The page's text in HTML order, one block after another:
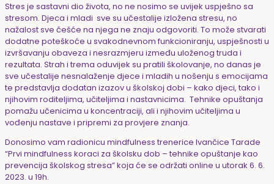
Stres je sastavni dio života, no ne nosimo se uvijek uspješno sa
stresom. Djeca i mladi sve su učestalije izložena stresu, no
nažalost sve češće na njega ne znaju odgovoriti. To može stvarati
dodatne poteškoće u svakodnevnom funkcioniranju, uspješnosti u
izvršavanju obaveza i nesrazmjeru između uloženog truda i
rezultata. Strah i trema oduvijek su pratili školovanje, no danas je
sve učestalije nesnalaženje djece i mladih u nošenju s emocijama
te predstavlja dodatan izazov u školskoj dobi – kako djeci, tako i
njihovim roditeljima, učiteljima i nastavnicima. Tehnike opuštanja
pomažu učenicima u koncentraciji, ali i njihovim učiteljima u
vođenju nastave i pripremi za provjere znanja.
Donosimo vam radionicu mindfulness trenerice Ivančice Tarade
“Prvi mindfulness koraci za školsku dob – tehnike opuštanje kao
prevencija školskog stresa” koja će se održati online u utorak 6. 6.
2023. u 19h.